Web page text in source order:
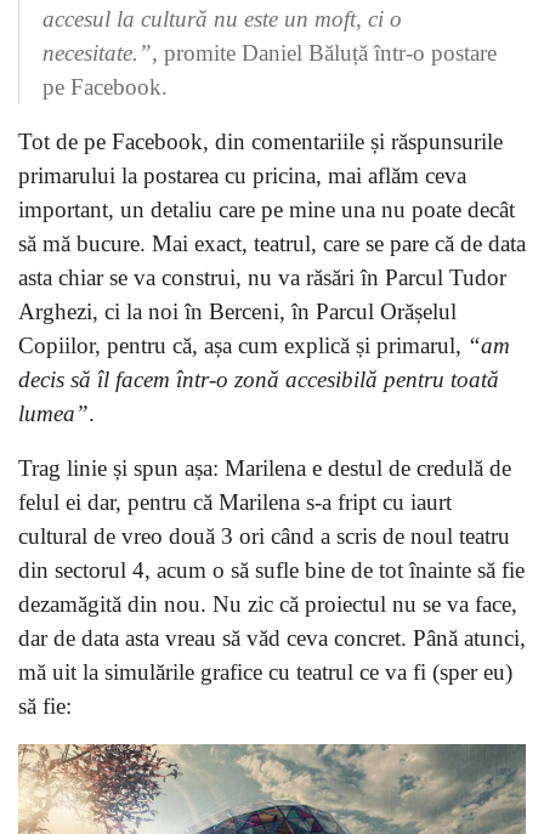
accesul la cultură nu este un moft, ci o
necesitate.”, promite Daniel Băluță într-o postare
pe Facebook.
Tot de pe Facebook, din comentariile și răspunsurile
primarului la postarea cu pricina, mai aflăm ceva
important, un detaliu care pe mine una nu poate decât
să mă bucure. Mai exact, teatrul, care se pare că de data
asta chiar se va construi, nu va răsări în Parcul Tudor
Arghezi, ci la noi în Berceni, în Parcul Orășelul
Copiilor, pentru că, așa cum explică și primarul, “am
decis să îl facem într-o zonă accesibilă pentru toată
lumea”.
Trag linie și spun așa: Marilena e destul de credulă de
felul ei dar, pentru că Marilena s-a fript cu iaurt
cultural de vreo două 3 ori când a scris de noul teatru
din sectorul 4, acum o să sufle bine de tot înainte să fie
dezamăgită din nou. Nu zic că proiectul nu se va face,
dar de data asta vreau să văd ceva concret. Până atunci,
mă uit la simulările grafice cu teatrul ce va fi (sper eu)
să fie: